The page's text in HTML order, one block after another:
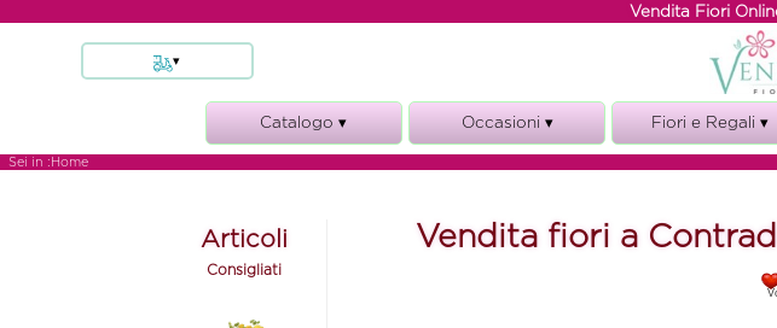
Vendita Fiori
▾
Consegna fiori Napoli
Consegna fiori Torino
Catalogo ▾
fiori e vino
funebre
Occasioni ▾
anniversari
Fiori e Regali ▾
Fiori e Regali
Sei in :Home
Articoli
Consigliati
Vendita fiori a